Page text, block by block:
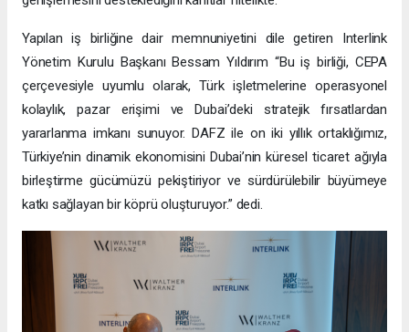
Yapılan iş birliğine dair memnuniyetini dile getiren Interlink
Yönetim Kurulu Başkanı Bessam Yıldırım “Bu iş birliği, CEPA
çerçevesiyle uyumlu olarak, Türk işletmelerine operasyonel
kolaylık, pazar erişimi ve Dubai’deki stratejik fırsatlardan
yararlanma imkanı sunuyor. DAFZ ile on iki yıllık ortaklığımız,
Türkiye’nin dinamik ekonomisini Dubai’nin küresel ticaret ağıyla
birleştirme gücümüzü pekiştiriyor ve sürdürülebilir büyümeye
katkı sağlayan bir köprü oluşturuyor.” dedi.